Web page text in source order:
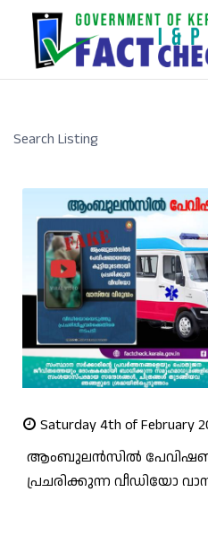
Search Listing
Saturday 4th of February
ആംബുലന്‍സില്‍
പ്രചരിക്കുന്ന വീഡിയോ